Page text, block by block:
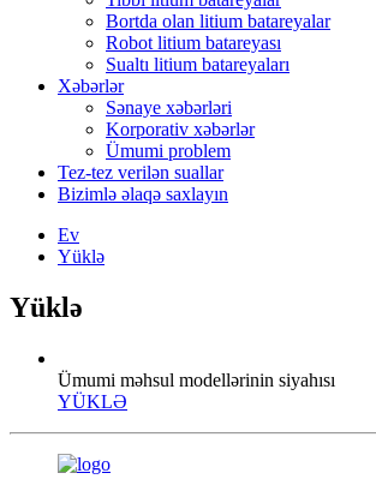
Bortda olan litium batareyalar
Robot litium batareyası
Sualtı litium batareyaları
Xəbərlər
Sənaye xəbərləri
Korporativ xəbərlər
Ümumi problem
Tez-tez verilən suallar
Bizimlə əlaqə saxlayın
Ev
Yüklə
Yüklə
Ümumi məhsul modellərinin siyahısı
YÜKLƏ